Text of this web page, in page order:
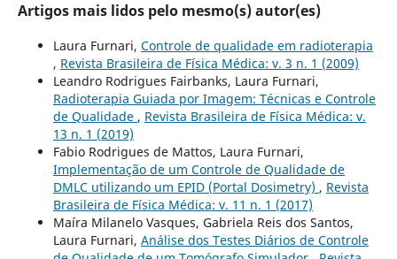
Artigos mais lidos pelo mesmo(s) autor(es)
Laura Furnari, Controle de qualidade em radioterapia
, Revista Brasileira de Física Médica: v. 3 n. 1 (2009)
Leandro Rodrigues Fairbanks, Laura Furnari,
Radioterapia Guiada por Imagem: Técnicas e Controle
de Qualidade , Revista Brasileira de Física Médica: v.
13 n. 1 (2019)
Fabio Rodrigues de Mattos, Laura Furnari,
Implementação de um Controle de Qualidade de
DMLC utilizando um EPID (Portal Dosimetry) , Revista
Brasileira de Física Médica: v. 11 n. 1 (2017)
Maíra Milanelo Vasques, Gabriela Reis dos Santos,
Laura Furnari, Análise dos Testes Diários de Controle